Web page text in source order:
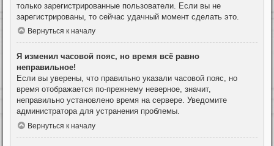
только зарегистрированные пользователи. Если вы не
зарегистрированы, то сейчас удачный момент сделать это.
Вернуться к началу
Я изменил часовой пояс, но время всё равно
неправильное!
Если вы уверены, что правильно указали часовой пояс, но
время отображается по-прежнему неверное, значит,
неправильно установлено время на сервере. Уведомите
администратора для устранения проблемы.
Вернуться к началу